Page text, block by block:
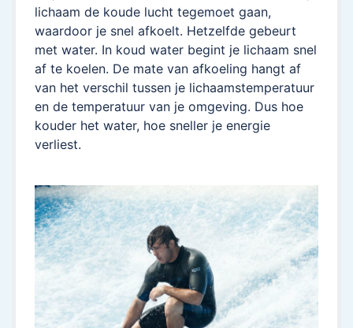
lichaam de koude lucht tegemoet gaan,
waardoor je snel afkoelt. Hetzelfde gebeurt
met water. In koud water begint je lichaam snel
af te koelen. De mate van afkoeling hangt af
van het verschil tussen je lichaamstemperatuur
en de temperatuur van je omgeving. Dus hoe
kouder het water, hoe sneller je energie
verliest.